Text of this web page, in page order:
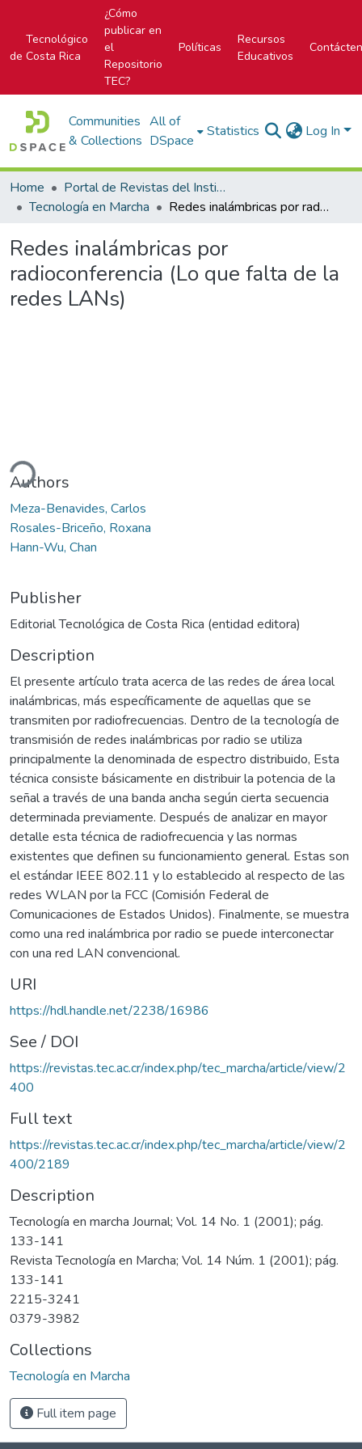
Tecnológico
de Costa Rica
¿Cómo
publicar en
el
Repositorio
TEC?
Políticas
Recursos
Educativos
Communities
& Collections
All of
DSpace
Statistics Log In
Home
Portal de Revistas del Instituto Tecnológico de Costa Rica
Tecnología en Marcha
Redes inalámbricas por radioconferencia (Lo que falta de la redes LANs)
Redes inalámbricas por
radioconferencia (Lo que falta de la
redes LANs)
Authors
Meza-Benavides, Carlos
Rosales-Briceño, Roxana
Hann-Wu, Chan
Publisher
Editorial Tecnológica de Costa Rica (entidad editora)
Description
El presente artículo trata acerca de las redes de área local
inalámbricas, más específicamente de aquellas que se
transmiten por radiofrecuencias. Dentro de la tecnología de
transmisión de redes inalámbricas por radio se utiliza
principalmente la denominada de espectro distribuido, Esta
técnica consiste básicamente en distribuir la potencia de la
señal a través de una banda ancha según cierta secuencia
determinada previamente. Después de analizar en mayor
detalle esta técnica de radiofrecuencia y las normas
existentes que definen su funcionamiento general. Estas son
el estándar IEEE 802.11 y lo establecido al respecto de las
redes WLAN por la FCC (Comisión Federal de
Comunicaciones de Estados Unidos). Finalmente, se muestra
como una red inalámbrica por radio se puede interconectar
con una red LAN convencional.
URI
https://hdl.handle.net/2238/16986
See / DOI
https://revistas.tec.ac.cr/index.php/tec_marcha/article/view/2
400
Full text
https://revistas.tec.ac.cr/index.php/tec_marcha/article/view/2
400/2189
Description
Tecnología en marcha Journal; Vol. 14 No. 1 (2001); pág.
133-141
Revista Tecnología en Marcha; Vol. 14 Núm. 1 (2001); pág.
133-141
2215-3241
0379-3982
Collections
Tecnología en Marcha
Full item page